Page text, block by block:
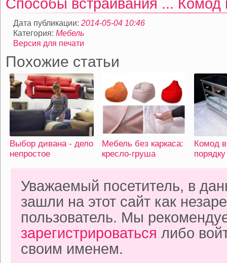
Способы встраивания ... Комод
Дата публикации: 2014-05-04 10:46
Категория: Мебель
Версия для печати
Похожие статьи
Выбор дивана - дело
непростое
Мебель без каркаса:
кресло-груша
Комод
порядку
Уважаемый посетитель, в
зашли на этот сайт как
пользователь. Мы
зарегистрироваться либо
своим именем.